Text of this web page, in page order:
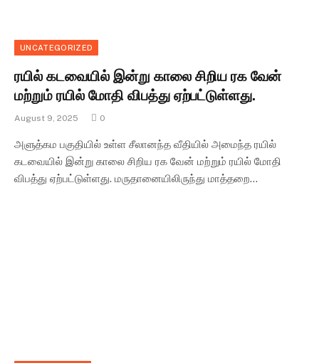
UNCATEGORIZED
ரயில் கடவையில் இன்று காலை சிறிய ரக வேன்
மற்றும் ரயில் மோதி விபத்து ஏற்பட்டுள்ளது.
August 9, 2025 0
அளுத்கம பகுதியில் உள்ள சீலானந்த வீதியில் அமைந்த ரயில்
கடவையில் இன்று காலை சிறிய ரக வேன் மற்றும் ரயில் மோதி
விபத்து ஏற்பட்டுள்ளது. மருதானையிலிருந்து மாத்தறை…